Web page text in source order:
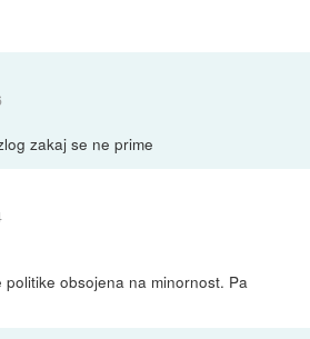
zakaj se ne prime
obsojena na minornost. Pa